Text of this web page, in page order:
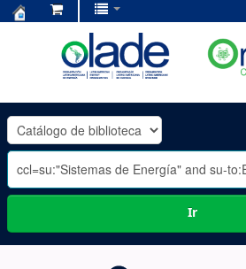
OLADE
-
Ir